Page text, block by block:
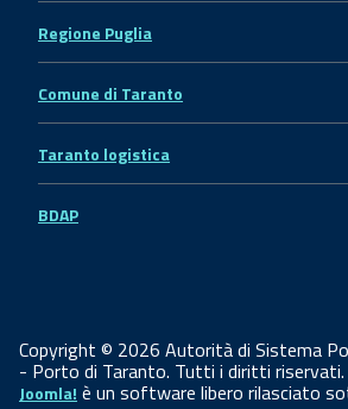
Regione Puglia
Comune di Taranto
Taranto logistica
BDAP
Copyright © 2026 Autorità di Sistema
- Porto di Taranto. Tutti i diritti riservati.
Joomla! è un software libero rilasciato